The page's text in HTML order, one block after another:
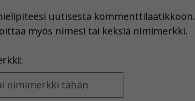
uutisesta kommenttilaatikkoon.
myös nimesi tai keksiä nimimerkki.
Name
and